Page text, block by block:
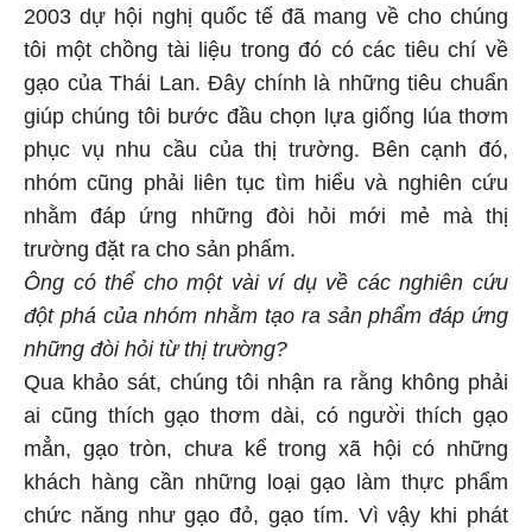
2003 dự hội nghị quốc tế đã mang về cho chúng
tôi một chồng tài liệu trong đó có các tiêu chí về
gạo của Thái Lan. Đây chính là những tiêu chuẩn
giúp chúng tôi bước đầu chọn lựa giống lúa thơm
phục vụ nhu cầu của thị trường. Bên cạnh đó,
nhóm cũng phải liên tục tìm hiểu và nghiên cứu
nhằm đáp ứng những đòi hỏi mới mẻ mà thị
trường đặt ra cho sản phẩm.
Ông có thể cho một vài ví dụ về các nghiên cứu
đột phá của nhóm nhằm tạo ra sản phẩm đáp ứng
những đòi hỏi từ thị trường?
Qua khảo sát, chúng tôi nhận ra rằng không phải
ai cũng thích gạo thơm dài, có ngườ̀i thích gạo
mẳn, gạo tròn, chưa kể trong xã hội có những
khách hàng cần những loại gạo làm thực phẩm
chức năng như gạo đỏ, gạo tím. Vì vậy khi phát